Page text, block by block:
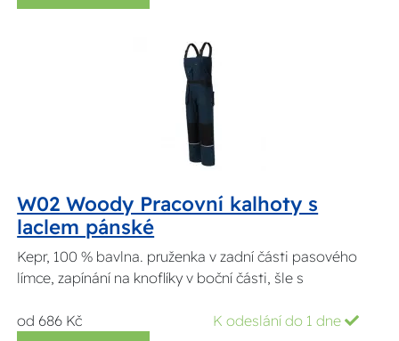
W02 Woody Pracovní kalhoty s
laclem pánské
Kepr, 100 % bavlna. pruženka v zadní části pasového
límce, zapínání na knoflíky v boční části, šle s
od 686 Kč K odeslání do 1 dne